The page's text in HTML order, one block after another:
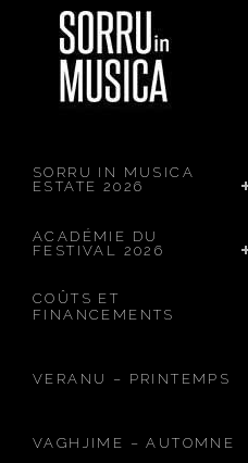
SORRU IN MUSICA
ESTATE 2026
ACADÉMIE DU
FESTIVAL 2026
COÛTS ET
FINANCEMENTS
VERANU – PRINTEMPS
VAGHJIME – AUTOMNE